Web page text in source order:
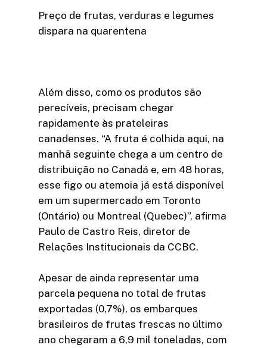
Preço de frutas, verduras e legumes
dispara na quarentena
Além disso, como os produtos são
perecíveis, precisam chegar
rapidamente às prateleiras
canadenses. “A fruta é colhida aqui, na
manhã seguinte chega a um centro de
distribuição no Canadá e, em 48 horas,
esse figo ou atemoia já está disponível
em um supermercado em Toronto
(Ontário) ou Montreal (Quebec)”, afirma
Paulo de Castro Reis, diretor de
Relações Institucionais da CCBC.
Apesar de ainda representar uma
parcela pequena no total de frutas
exportadas (0,7%), os embarques
brasileiros de frutas frescas no último
ano chegaram a 6,9 mil toneladas, com